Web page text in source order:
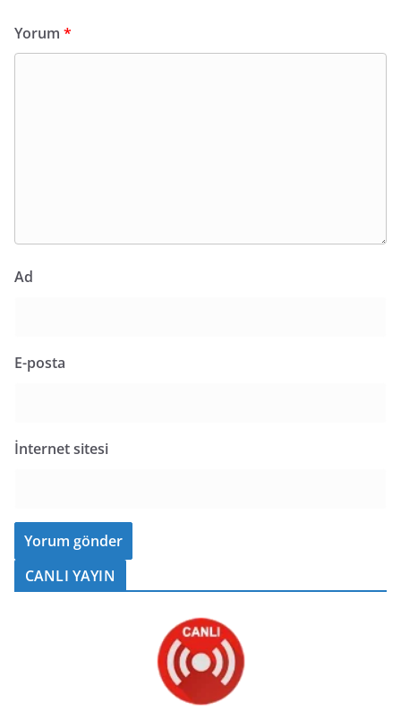
Yorum *
Ad
E-posta
İnternet sitesi
CANLI YAYIN